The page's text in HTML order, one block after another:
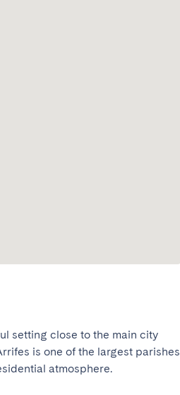
setting close to the main city
is one of the largest parishes
atmosphere.